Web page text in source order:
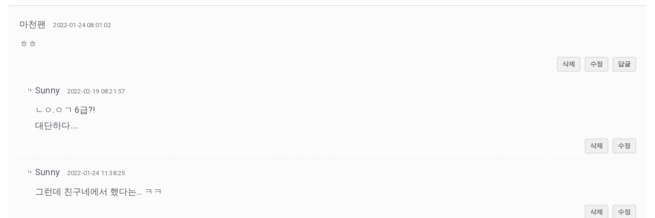
마천팬 2022-01-24 08:01:02
ㅎㅎ
삭제 수정 답글
Sunny 2022-02-19 08:21:57
ㄴㅇ.ㅇㄱ 6급?!
대단하다….
삭제 수정
Sunny 2022-01-24 11:38:25
그런데 친구네에서 했다는… ㅋㅋ
삭제 수정